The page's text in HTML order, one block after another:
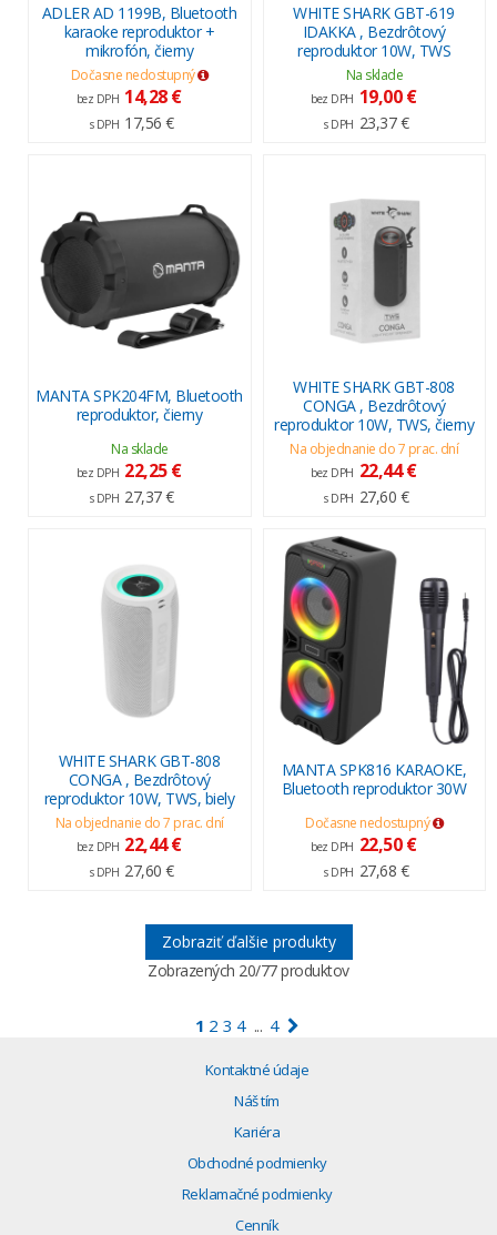
ADLER AD 1199B, Bluetooth
karaoke reproduktor +
mikrofón, čierny
Dočasne nedostupný
bez DPH 14,28 €
s DPH 17,56 €
WHITE SHARK GBT-619
IDAKKA , Bezdrôtový
reproduktor 10W, TWS
Na sklade
bez DPH 19,00 €
s DPH 23,37 €
MANTA SPK204FM, Bluetooth
reproduktor, čierny
Na sklade
bez DPH 22,25 €
s DPH 27,37 €
WHITE SHARK GBT-808
CONGA , Bezdrôtový
reproduktor 10W, TWS, čierny
Na objednanie do 7 prac. dní
bez DPH 22,44 €
s DPH 27,60 €
WHITE SHARK GBT-808
CONGA , Bezdrôtový
reproduktor 10W, TWS, biely
Na objednanie do 7 prac. dní
bez DPH 22,44 €
s DPH 27,60 €
MANTA SPK816 KARAOKE,
Bluetooth reproduktor 30W
Dočasne nedostupný
bez DPH 22,50 €
s DPH 27,68 €
Zobraziť ďalšie produkty
Zobrazených 20/77 produktov
1 2 3 4 ... 4
Kontaktné údaje
Náš tím
Kariéra
Obchodné podmienky
Reklamačné podmienky
Cenník